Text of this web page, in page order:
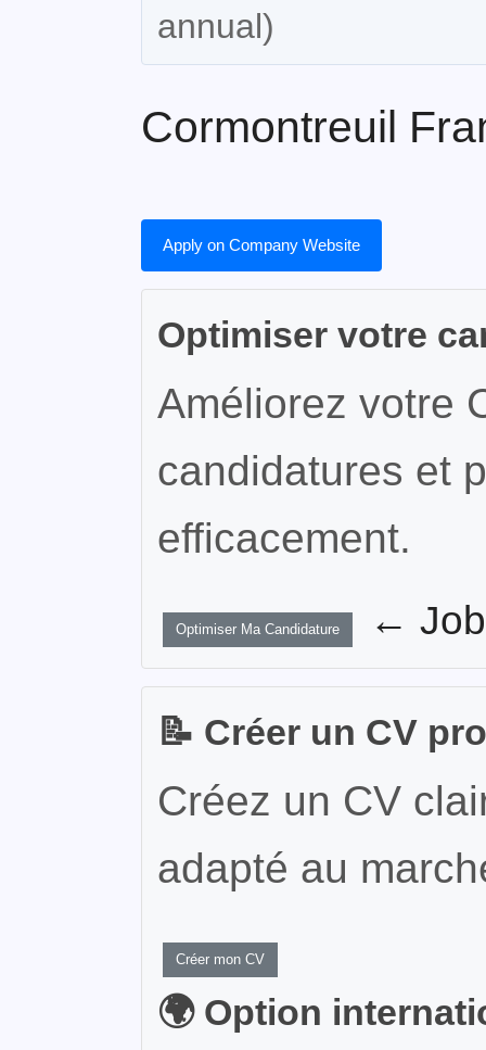
annual)
Cormontreuil
Apply on Company Website
Optimiser votre
Améliorez votre
candidatures et
efficacement.
Optimiser Ma Candidature ←
📝 Créer un CV
Créez un CV
adapté au
Créer mon CV
🌍 Option